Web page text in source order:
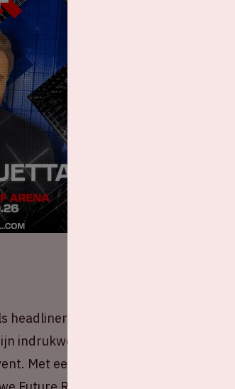
headliner van AMF. David Guetta keert
indrukwekkende Monolith Show,
Met een gigantische verticale